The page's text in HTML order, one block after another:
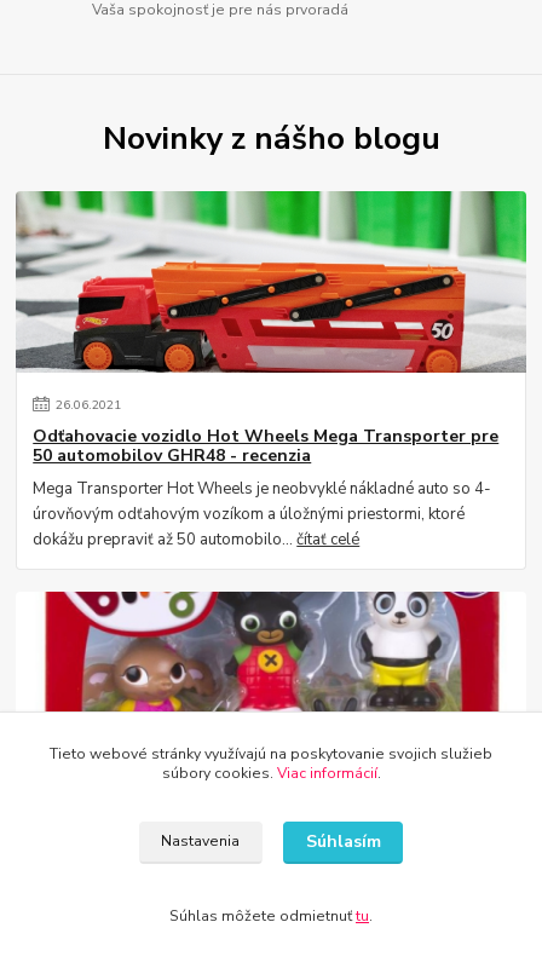
Vaša spokojnosť je pre nás prvoradá
Novinky z nášho blogu
26.06.2021
Odťahovacie vozidlo Hot Wheels Mega Transporter pre
50 automobilov GHR48 - recenzia
Mega Transporter Hot Wheels je neobvyklé nákladné auto so 4-
úrovňovým odťahovým vozíkom a úložnými priestormi, ktoré
dokážu prepraviť až 50 automobilo...čítať celé
Bing a priatelia - hračky ideálne na darček
Britská animovaná séria „Bing“ je jednou z najobľúbenejších detí.
čítať celé
Tieto webové stránky využívajú na poskytovanie svojich služieb
súbory cookies. Viac informácií.
Nastavenia Súhlasím
Súhlas môžete odmietnuťtu.